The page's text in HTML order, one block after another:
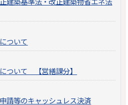
建築基準法・改正建築物省エネ法
ついて
ついて 【営繕課分】
請等のキャッシュレス決済